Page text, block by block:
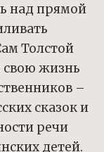
над прямой
Толстой
свою жизнь
–
сказок и
речи
детей.